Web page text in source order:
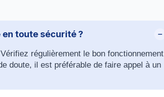
toute sécurité ?
régulièrement le bon fonctionnement
doute, il est préférable de faire appel à un